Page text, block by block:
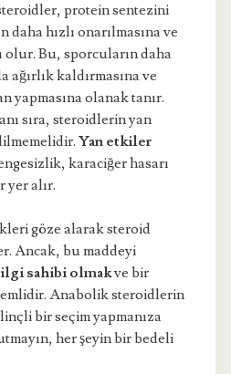
protein sentezini
daha hızlı onarılmasına ve
olur. Bu, sporcuların daha
ağırlık kaldırmasına ve
yapmasına olanak tanır.
sıra, steroidlerin yan
Yan etkiler
karaciğer hasarı
alır.
göze alarak steroid
Ancak, bu maddeyi
sahibi olmakve bir
Anabolik steroidlerin
bir seçim yapmanıza
her şeyin bir bedeli